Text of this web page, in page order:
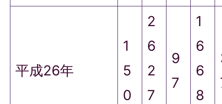
平成26年
1
5
0
2
6
2
7
9
7
1
6
6
8